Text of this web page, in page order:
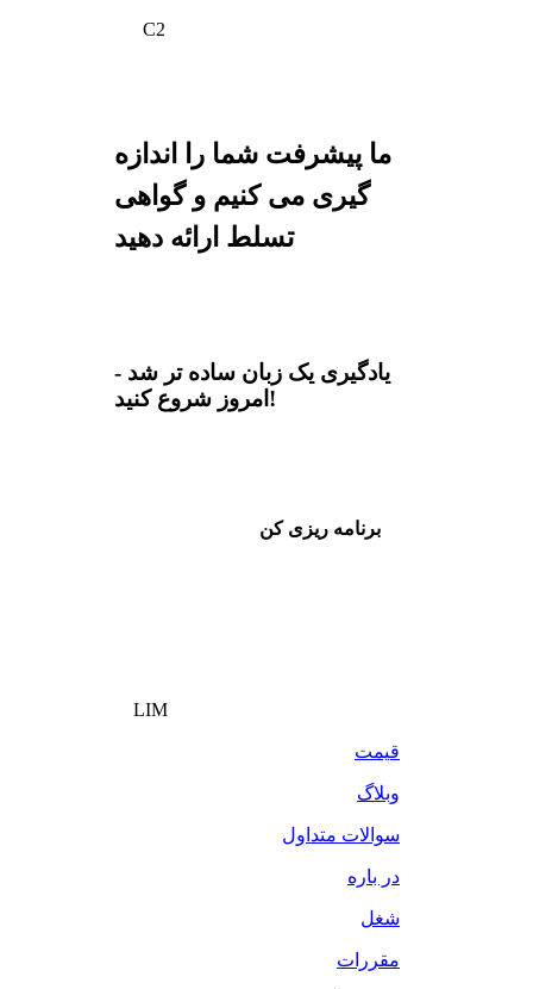
C2
ما پیشرفت شما را اندازه
گیری می کنیم و گواهی
تسلط ارائه دهید
یادگیری یک زبان ساده تر شد -
امروز شروع کنید!
برنامه ریزی کن
LIM
قیمت
وبلاگ
سوالات متداول
در باره
شغل
مقررات